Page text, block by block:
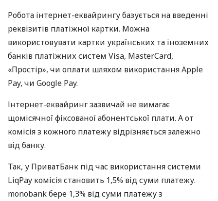
Робота інтернет-еквайрингу базується на введенні
реквізитів платіжної картки. Можна
використовувати картки українських та іноземних
банків платіжних систем Visa, MasterCard,
«Простір», чи оплати шляхом використання Apple
Pay, чи Google Pay.
Інтернет-еквайринг зазвичай не вимагає
щомісячної фіксованої абонентської плати. А от
комісія з кожного платежу відрізняється залежно
від банку.
Так, у ПриватБанк під час використання системи
LiqPay комісія становить 1,5% від суми платежу.
monobank бере 1,3% від суми платежу з